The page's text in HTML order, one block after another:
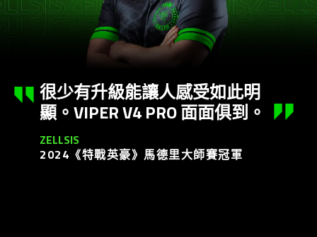
很少有升級能讓人感受如此明
顯。VIPER V4 PRO 面面俱到 。
ZELLSIS
2024《特戰英豪》馬德里大師賽冠軍